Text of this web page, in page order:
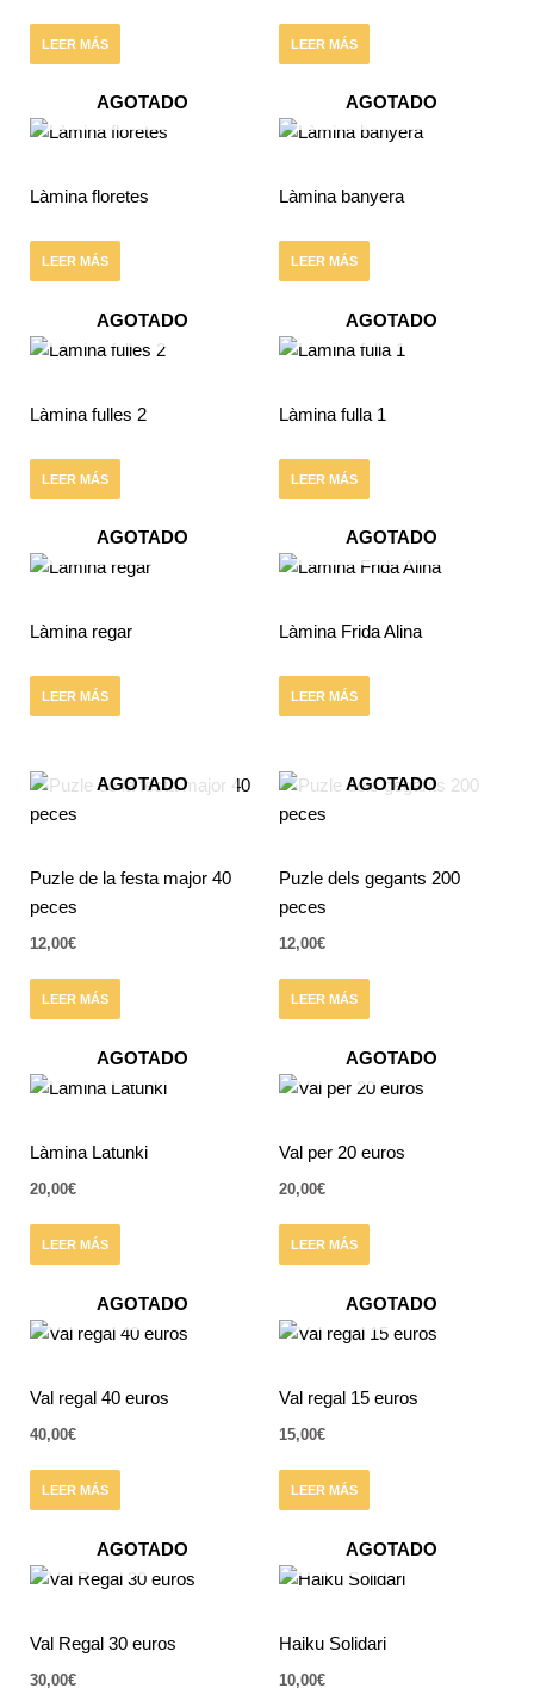
LEER MÁS LEER MÁS
AGOTADO
Làmina floretes
LEER MÁS
AGOTADO
Làmina banyera
LEER MÁS
AGOTADO
Làmina fulles 2
LEER MÁS
AGOTADO
Làmina fulla 1
LEER MÁS
AGOTADO
Làmina regar
LEER MÁS
AGOTADO
Làmina Frida Alina
LEER MÁS
AGOTADO
Puzle de la festa major 40
peces
12,00€
LEER MÁS
AGOTADO
Puzle dels gegants 200
peces
12,00€
LEER MÁS
AGOTADO
Làmina Latunki
20,00€
LEER MÁS
AGOTADO
Val per 20 euros
20,00€
LEER MÁS
AGOTADO
Val regal 40 euros
40,00€
LEER MÁS
AGOTADO
Val regal 15 euros
15,00€
LEER MÁS
AGOTADO
Val Regal 30 euros
30,00€
AGOTADO
Haiku Solidari
10,00€